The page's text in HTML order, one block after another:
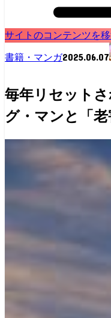
サイトのコンテンツを
書籍・マンガ2025.06.07
毎年リセット
グ・マンと「